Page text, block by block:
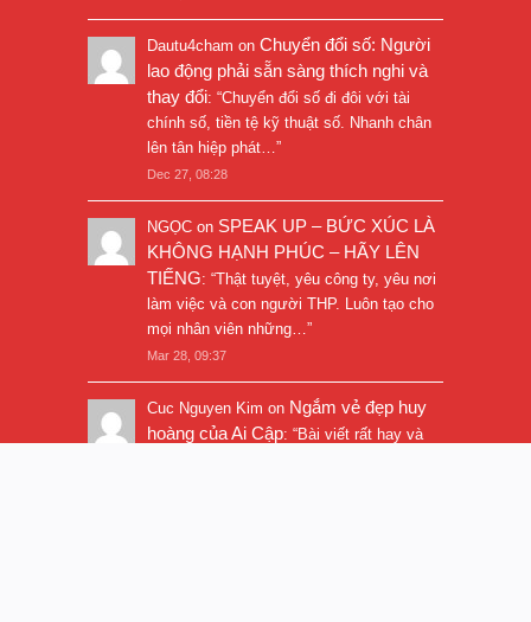
Dautu4cham on Chuyển đổi số: Người
lao động phải sẵn sàng thích nghi và
thay đổi: “Chuyển đổi số đi đôi với tài
chính số, tiền tệ kỹ thuật số. Nhanh chân
lên tân hiệp phát… ”
Dec 27, 08:28
NGỌC on SPEAK UP – BỨC XÚC LÀ
KHÔNG HẠNH PHÚC – HÃY LÊN
TIẾNG: “Thật tuyệt, yêu công ty, yêu nơi
làm việc và con người THP. Luôn tạo cho
mọi nhân viên những… ”
Mar 28, 09:37
Cuc Nguyen Kim on Ngắm vẻ đẹp huy
hoàng của Ai Cập: “Bài viết rất hay và